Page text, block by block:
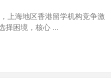
上海地区香港留学机构竞争激
择困境，核心 ...